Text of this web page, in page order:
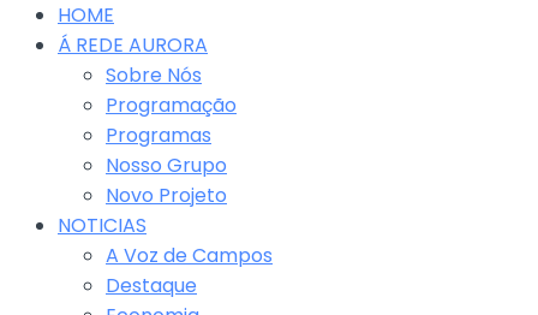
HOME
Á REDE AURORA
Sobre Nós
Programação
Programas
Nosso Grupo
Novo Projeto
NOTICIAS
A Voz de Campos
Destaque